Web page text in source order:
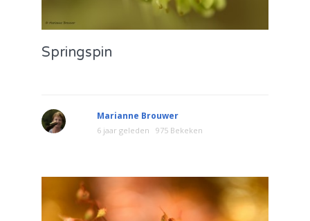
Springspin
Marianne Brouwer
6 jaar geleden 975 Bekeken